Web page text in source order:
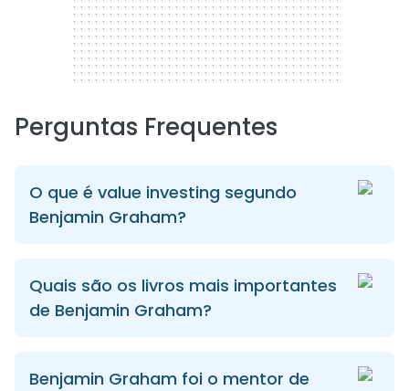
Perguntas Frequentes
O que é value investing segundo
Benjamin Graham?
Quais são os livros mais importantes
de Benjamin Graham?
Benjamin Graham foi o mentor de